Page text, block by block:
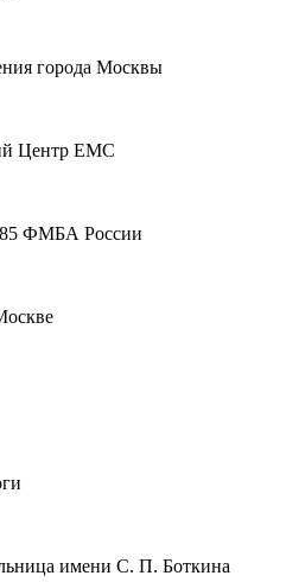
города Москвы
Центр EMC
ФМБА России
имени С. П. Боткина